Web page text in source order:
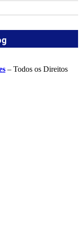
– Todos os Direitos